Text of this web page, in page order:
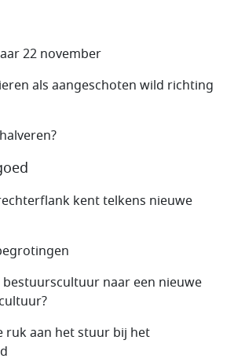
22 november
als aangeschoten wild richting
kent telkens nieuwe
bestuurscultuur naar een nieuwe
ruk aan het stuur bij het